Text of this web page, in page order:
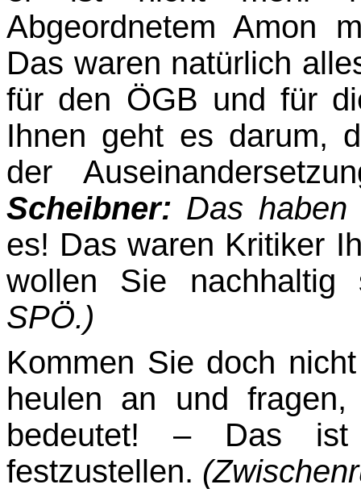
Abgeordnetem Amon
Das waren natürlich
für den ÖGB und für
Ihnen geht es darum,
der
Scheibner: Das haben
es! Das waren Kritiker
wollen Sie nachhaltig
SPÖ.)
Kommen Sie doch
heulen an und
bedeutet! – Das
festzustellen.